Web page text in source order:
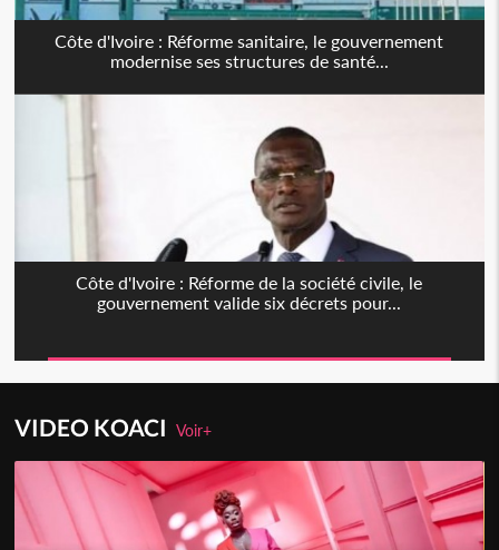
Côte d'Ivoire : Réforme sanitaire, le gouvernement
modernise ses structures de santé...
Côte d'Ivoire : Réforme de la société civile, le
gouvernement valide six décrets pour...
VIDEO KOACIVoir+